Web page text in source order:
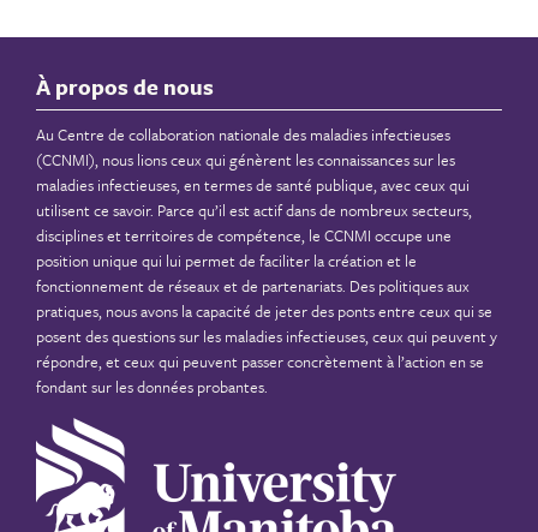
À propos de nous
Au Centre de collaboration nationale des maladies infectieuses
(CCNMI), nous lions ceux qui génèrent les connaissances sur les
maladies infectieuses, en termes de santé publique, avec ceux qui
utilisent ce savoir. Parce qu’il est actif dans de nombreux secteurs,
disciplines et territoires de compétence, le CCNMI occupe une
position unique qui lui permet de faciliter la création et le
fonctionnement de réseaux et de partenariats. Des politiques aux
pratiques, nous avons la capacité de jeter des ponts entre ceux qui se
posent des questions sur les maladies infectieuses, ceux qui peuvent y
répondre, et ceux qui peuvent passer concrètement à l’action en se
fondant sur les données probantes.